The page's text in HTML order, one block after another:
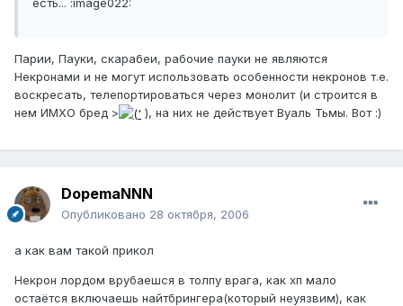
Парии, Пауки, скарабеи, рабочие пауки не являются
Некронами и не могут использовать особенности некронов т.е.
воскресать, телепортироваться через монолит (и строится в
нем ИМХО бред >
), на них не действует Вуаль Тьмы. Вот :)
DopemaNNN
Опубликовано 28 октября, 2006
а как вам такой прикол
Некрон лордом врубаешся в толпу врага, как хп мало
остаётся включаешь найтбрингера(который неуязвим), как